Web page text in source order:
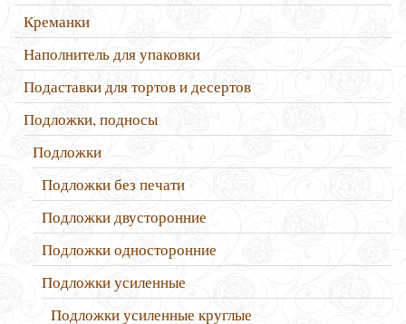
Креманки
Наполнитель для упаковки
Подаставки для тортов и десертов
Подложки, подносы
Подложки
Подложки без печати
Подложки двусторонние
Подложки односторонние
Подложки усиленные
Подложки усиленные круглые